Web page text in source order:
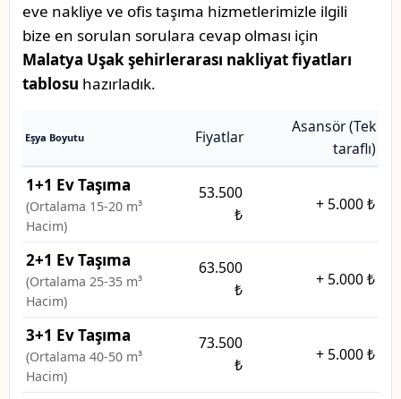
eve nakliye ve ofis taşıma hizmetlerimizle ilgili
bize en sorulan sorulara cevap olması için
Malatya Uşak şehirlerarası nakliyat fiyatları
tablosu hazırladık.
Eşya Boyutu Fiyatlar
Asansör (Tek
taraflı)
1+1 Ev Taşıma
(Ortalama 15-20 m³
Hacim)
53.500
₺
+ 5.000 ₺
2+1 Ev Taşıma
(Ortalama 25-35 m³
Hacim)
63.500
₺
+ 5.000 ₺
3+1 Ev Taşıma
(Ortalama 40-50 m³
Hacim)
73.500
₺
+ 5.000 ₺